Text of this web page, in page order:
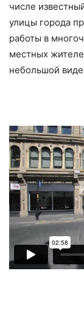
числе
улицы города
работы в
местных
небольшой